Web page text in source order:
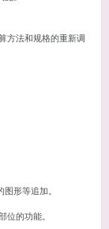
方法和规格的重新调
形等追加。
位的功能。